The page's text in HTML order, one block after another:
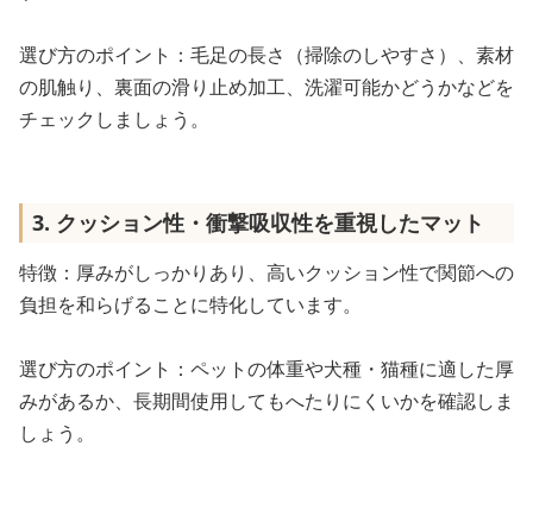
選び方のポイント：毛足の長さ（掃除のしやすさ）、素材
の肌触り、裏面の滑り止め加工、洗濯可能かどうかなどを
チェックしましょう。
3. クッション性・衝撃吸収性を重視したマット
特徴：厚みがしっかりあり、高いクッション性で関節への
負担を和らげることに特化しています。
選び方のポイント：ペットの体重や犬種・猫種に適した厚
みがあるか、長期間使用してもへたりにくいかを確認しま
しょう。